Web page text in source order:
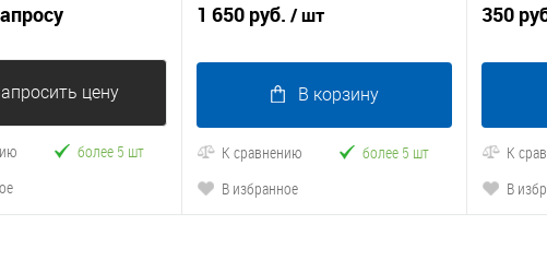
цену
более 5 шт
1 650 руб. / шт
В корзину
К сравнению
более 5 шт
В избранное
350
К
В